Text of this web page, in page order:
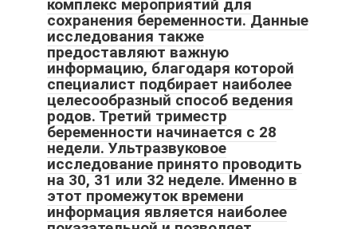
комплекс мероприятий для
сохранения беременности. Данные
исследования также
предоставляют важную
информацию, благодаря которой
специалист подбирает наиболее
целесообразный способ ведения
родов. Третий триместр
беременности начинается с 28
недели. Ультразвуковое
исследование принято проводить
на 30, 31 или 32 неделе. Именно в
этот промежуток времени
информация является наиболее